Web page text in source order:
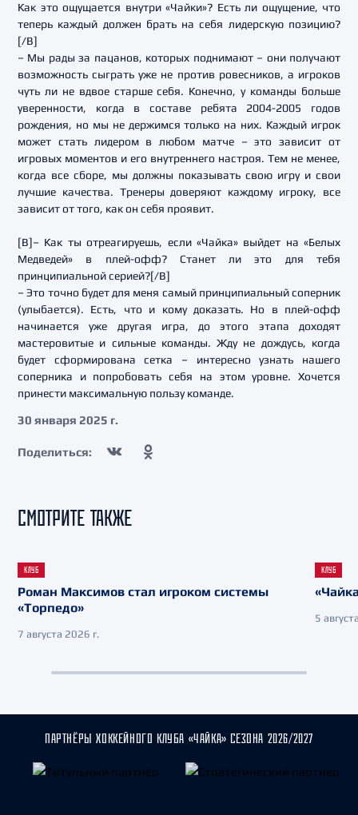
Как это ощущается внутри «Чайки»? Есть ли ощущение, что
теперь каждый должен брать на себя лидерскую позицию?
[/B]
– Мы рады за пацанов, которых поднимают – они получают
возможность сыграть уже не против ровесников, а игроков
чуть ли не вдвое старше себя. Конечно, у команды больше
уверенности, когда в составе ребята 2004-2005 годов
рождения, но мы не держимся только на них. Каждый игрок
может стать лидером в любом матче – это зависит от
игровых моментов и его внутреннего настроя. Тем не менее,
когда все сборе, мы должны показывать свою игру и свои
лучшие качества. Тренеры доверяют каждому игроку, все
зависит от того, как он себя проявит.
[B]– Как ты отреагируешь, если «Чайка» выйдет на «Белых
Медведей» в плей-офф? Станет ли это для тебя
принципиальной серией?[/B]
– Это точно будет для меня самый принципиальный соперник
(улыбается). Есть, что и кому доказать. Но в плей-офф
начинается уже другая игра, до этого этапа доходят
мастеровитые и сильные команды. Жду не дождусь, когда
будет сформирована сетка – интересно узнать нашего
соперника и попробовать себя на этом уровне. Хочется
принести максимальную пользу команде.
30 января 2025 г.
Поделиться:
СМОТРИТЕ ТАКЖЕ
КЛУБ
Роман Максимов стал игроком системы
«Торпедо»
7 августа 2026 г.
КЛУБ
5
ПАРТНЁРЫ ХОККЕЙНОГО КЛУБА «ЧАЙКА» СЕЗОНА 2026/2027